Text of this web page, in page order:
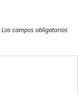
Los campos obligatorios